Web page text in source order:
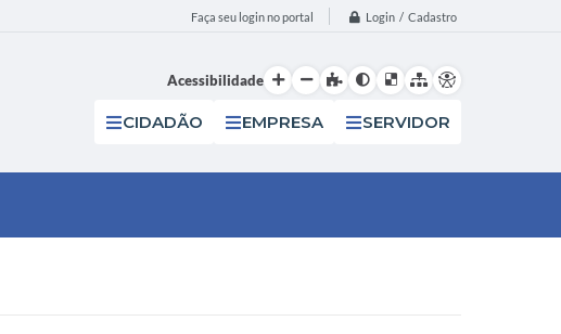
Faça seu login no portal Login / Cadastro
Acessibilidade
CIDADÃO EMPRESA SERVIDOR